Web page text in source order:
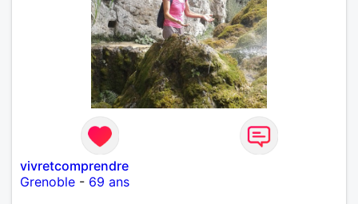
vivretcomprendre
Grenoble - 69 ans